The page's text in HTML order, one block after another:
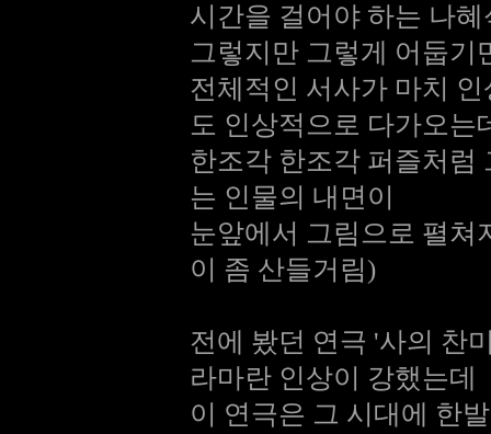
시간을 걸어야 하는 나
그렇지만 그렇게 어둡기
전체적인 서사가 마치
도 인상적으로 다가오는
한조각 한조각 퍼즐처럼
는 인물의 내면이
눈앞에서 그림으로 펼쳐
이 좀 산들거림)
전에 봤던 연극 '사의 찬
라마란 인상이 강했는데
이 연극은 그 시대에 한